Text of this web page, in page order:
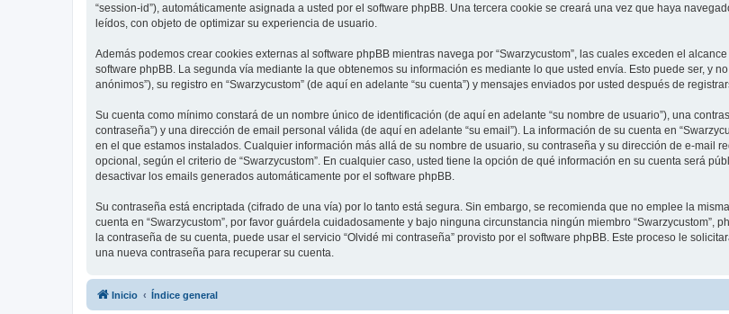
“session-id”), automáticamente asignada a usted por el software phpBB. Una tercera cookie se creará una vez que haya
leídos, con objeto de optimizar su experiencia de usuario.
Además podemos crear cookies externas al software phpBB mientras navega por “Swarzycustom”, las cuales exceden el
software phpBB. La segunda vía mediante la que obtenemos su información es mediante lo que usted envía. Esto puede ser, y
anónimos”), su registro en “Swarzycustom” (de aquí en adelante “su cuenta”) y mensajes enviados por usted después de
Su cuenta como mínimo constará de un nombre único de identificación (de aquí en adelante “su nombre de usuario”), una
contraseña”) y una dirección de email personal válida (de aquí en adelante “su email”). La información de su cuenta en
en el que estamos instalados. Cualquier información más allá de su nombre de usuario, su contraseña y su dirección de e-mail
opcional, según el criterio de “Swarzycustom”. En cualquier caso, usted tiene la opción de qué información en su cuenta será
desactivar los emails generados automáticamente por el software phpBB.
Su contraseña está encriptada (cifrado de una vía) por lo tanto está segura. Sin embargo, se recomienda que no emplee la
cuenta en “Swarzycustom”, por favor guárdela cuidadosamente y bajo ninguna circunstancia ningún miembro “Swarzycustom”,
la contraseña de su cuenta, puede usar el servicio “Olvidé mi contraseña” provisto por el software phpBB. Este proceso le
una nueva contraseña para recuperar su cuenta.
Inicio Índice general